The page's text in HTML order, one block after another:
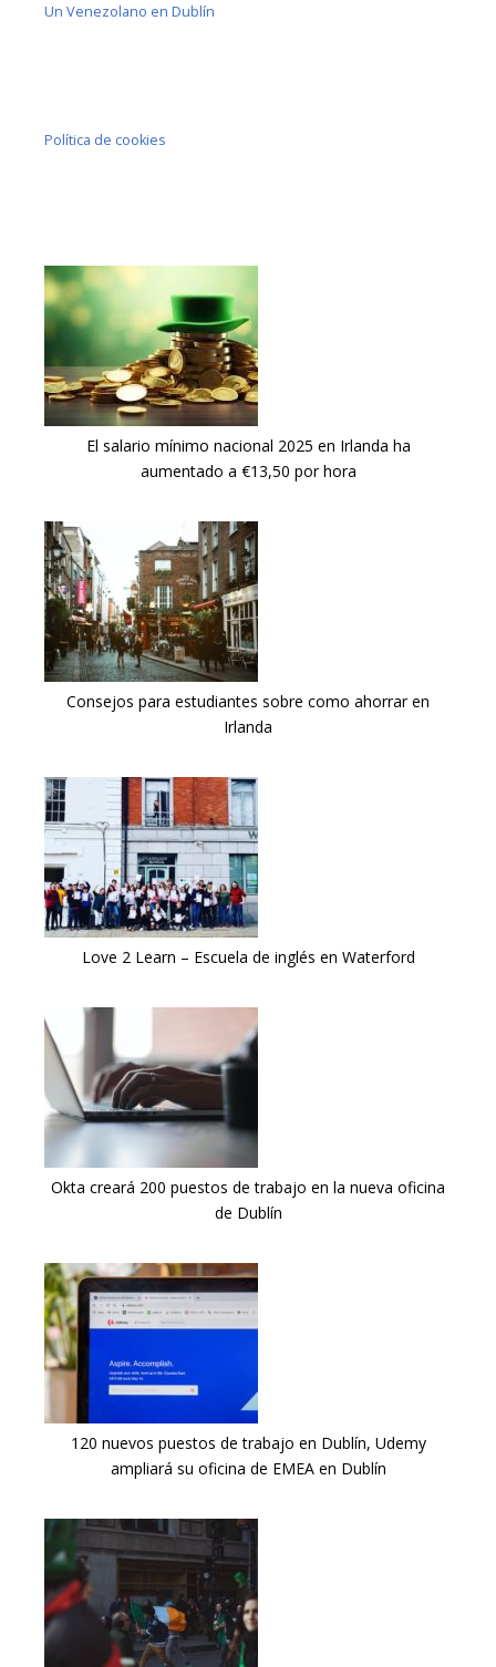
Un Venezolano en Dublín
Política de cookies
El salario mínimo nacional 2025 en Irlanda ha
aumentado a €13,50 por hora
Consejos para estudiantes sobre como ahorrar en
Irlanda
Love 2 Learn – Escuela de inglés en Waterford
Okta creará 200 puestos de trabajo en la nueva oficina
de Dublín
120 nuevos puestos de trabajo en Dublín, Udemy
ampliará su oficina de EMEA en Dublín